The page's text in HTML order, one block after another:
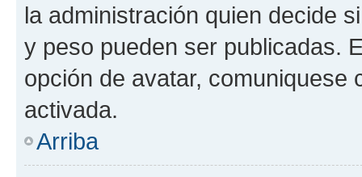
la administración quien decide
y peso pueden ser publicadas.
opción de avatar, comuniquese
activada.
Arriba